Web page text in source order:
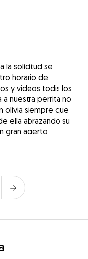
la solicitud se
horario de
y videos todis los
a nuestra perrita no
olivia siempre que
ella abrazando su
gran acierto